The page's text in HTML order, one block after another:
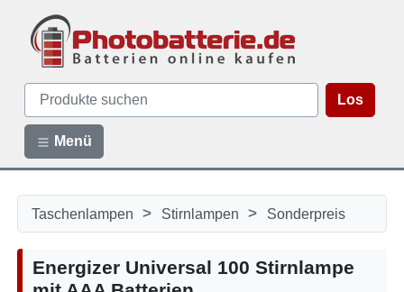
Los
Menü
Taschenlampen > Stirnlampen > Sonderpreis
Energizer Universal 100 Stirnlampe